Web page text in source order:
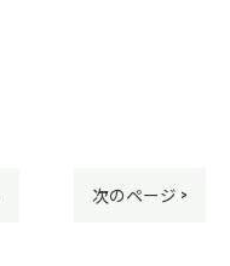
次のページ >